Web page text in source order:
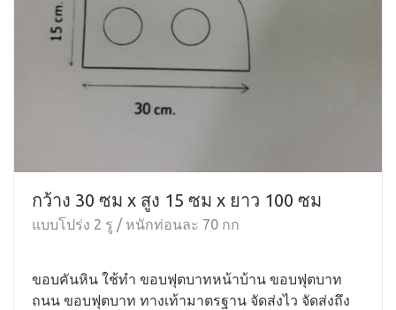
กว้าง 30 ซม x สูง 15 ซม x ยาว 100 ซม
แบบโปร่ง 2 รู / หนักท่อนละ 70 กก
ขอบคันหิน ใช้ทำ ขอบฟุตบาทหน้าบ้าน ขอบฟุตบาท
ถนน ขอบฟุตบาท ทางเท้ามาตรฐาน จัดส่งไว จัดส่งถึง